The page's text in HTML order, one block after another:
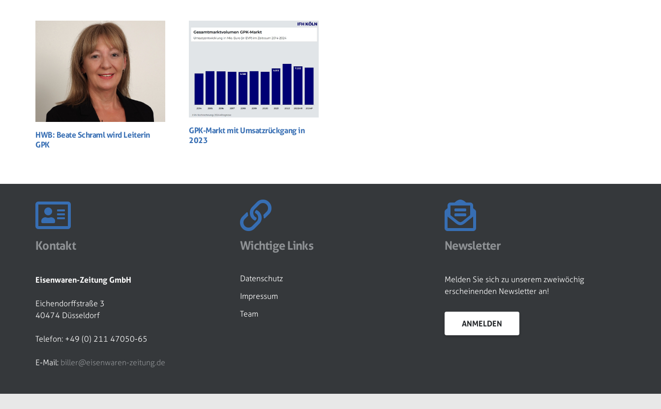
HWB: Beate Schraml wird Leiterin
GPK
GPK-Markt mit Umsatzrückgang in
2023
Kontakt
Eisenwaren-Zeitung GmbH
Eichendorffstraße 3
40474 Düsseldorf
Telefon: +49 (0) 211 47050-65
E-Mail: biller@eisenwaren-zeitung.de
Wichtige Links
Datenschutz
Impressum
Team
Newsletter
Melden Sie sich zu unserem zweiwöchig
erscheinenden Newsletter an!
ANMELDEN